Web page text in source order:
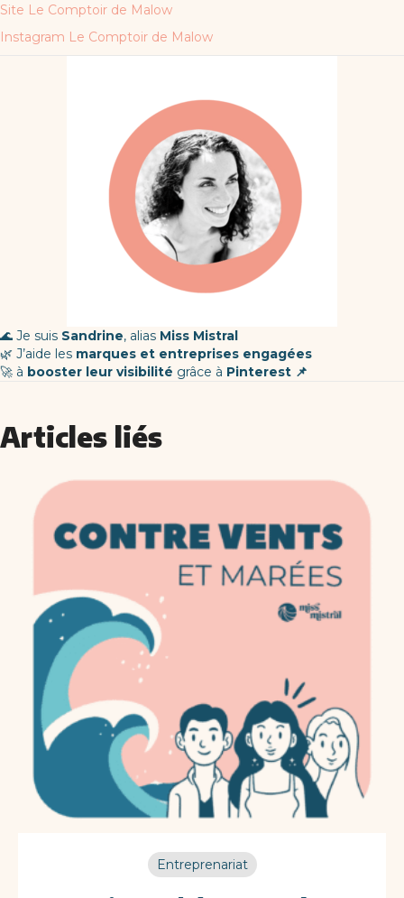
Site Le Comptoir de Malow
Instagram Le Comptoir de Malow
🌊 Je suis Sandrine, alias Miss Mistral
🌿 J’aide les marques et entreprises engagées
🚀 à booster leur visibilité grâce à Pinterest 📌
Articles liés
Entreprenariat